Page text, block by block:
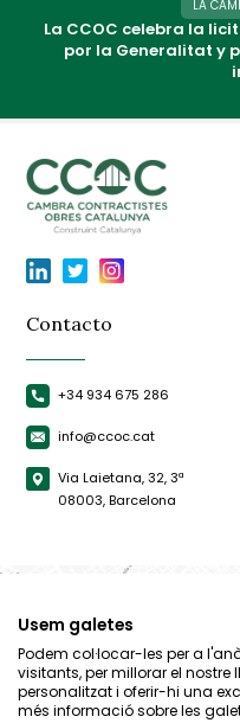
LA
La CCOC celebra la
por la Generalitat y
Contacto
+34 934 675 286
info@ccoc.cat
Via Laietana, 32, 3ª
08003, Barcelona
Usem galetes
Podem col·locar-les per a
visitants, per millorar el
personalitzat i oferir-hi una
més informació sobre les